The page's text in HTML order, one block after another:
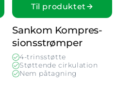
Til produktet
Sankom Kompres­
sionsstrømper
4-trinsstøtte
Støttende cirkulation
Nem påtagning